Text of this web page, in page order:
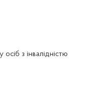
з інвалідністю